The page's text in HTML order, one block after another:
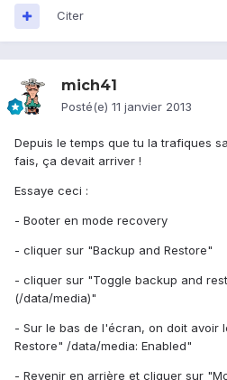
Citer
mich41
Posté(e) 11 janvier 2013
Depuis le temps que tu la trafiques
fais, ça devait arriver !
Essaye ceci :
- Booter en mode recovery
- cliquer sur "Backup and Restore"
- cliquer sur "Toggle backup and
(/data/media)"
- Sur le bas de l'écran, on doit avoir
Restore" /data/media: Enabled"
- Revenir en arrière et cliquer sur